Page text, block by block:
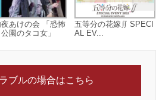
あけの会 「恐怖
園のタコ女」
五等分の花嫁∬ SPECI
AL EV...
ブルの場合はこちら